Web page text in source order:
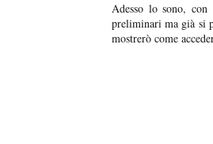
Adesso lo sono,
preliminari ma già si
mostrerò come